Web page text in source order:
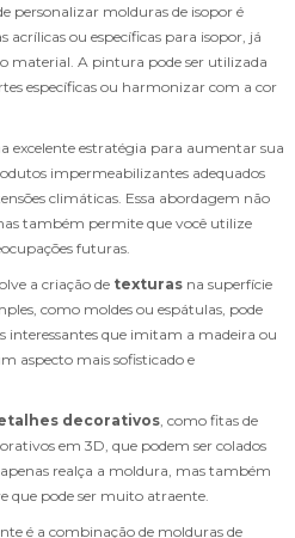
personalizar molduras de isopor é
acrílicas ou específicas para isopor, já
material. A pintura pode ser utilizada
específicas ou harmonizar com a cor
excelente estratégia para aumentar sua
impermeabilizantes adequados
climáticas. Essa abordagem não
também permite que você utilize
futuras.
a criação de texturas na superfície
como moldes ou espátulas, pode
interessantes que imitam a madeira ou
aspecto mais sofisticado e
decorativos , como fitas de
em 3D, que podem ser colados
realça a moldura, mas também
que pode ser muito atraente.
é a combinação de molduras de